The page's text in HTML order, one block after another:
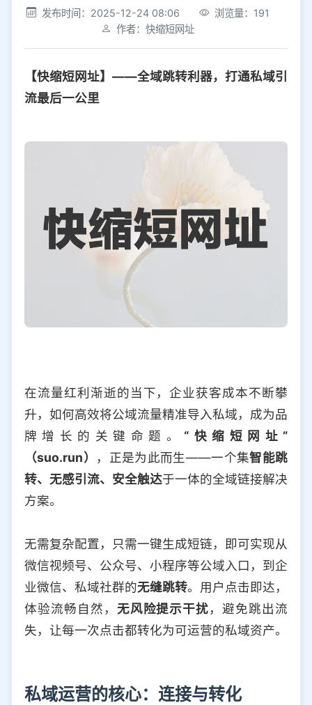
社交平台 电商平台
选择防红平台类型，避免链接被拦截
iOS Android
发布时间：2025-12-24 08:06
浏览量：191
作者：快缩短网址
【快缩短网址】——全域跳转利器，打通私域引
流最后一公里
在流量红利渐逝的当下，企业获客成本不断攀
升，如何高效将公域流量精准导入私域，成为品
牌增长的关键命题。 “快缩短网址”
（suo.run）
，正是为此而生——一个集智能跳
转、无感引流、安全触达于一体的全域链接解决
方案。
无需复杂配置，只需一键生成短链，即可实现从
微信视频号、公众号、小程序等公域入口，到企
业微信、私域社群的无缝跳转。用户点击即达，
体验流畅自然， 无风险提示干扰，避免跳出流
失，让每一次点击都转化为可运营的私域资产。
私域运营的核心：连接与转化